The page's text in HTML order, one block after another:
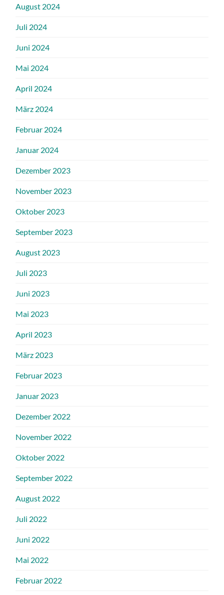
August 2024
Juli 2024
Juni 2024
Mai 2024
April 2024
März 2024
Februar 2024
Januar 2024
Dezember 2023
November 2023
Oktober 2023
September 2023
August 2023
Juli 2023
Juni 2023
Mai 2023
April 2023
März 2023
Februar 2023
Januar 2023
Dezember 2022
November 2022
Oktober 2022
September 2022
August 2022
Juli 2022
Juni 2022
Mai 2022
Februar 2022